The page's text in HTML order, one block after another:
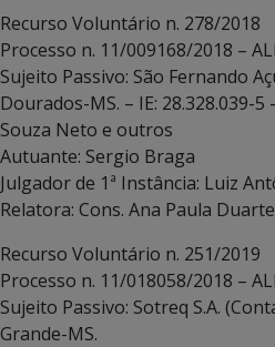
Recurso Voluntário n. 278/2018
Processo n. 11/009168/2018 –
Sujeito Passivo: São Fernando
Dourados-MS. – IE: 28.328.039-5
Souza Neto e outros
Autuante: Sergio Braga
Julgador de 1ª Instância: Luiz
Relatora: Cons. Ana Paula
Recurso Voluntário n. 251/2019
Processo n. 11/018058/2018 –
Sujeito Passivo: Sotreq S.A.
Grande-MS.